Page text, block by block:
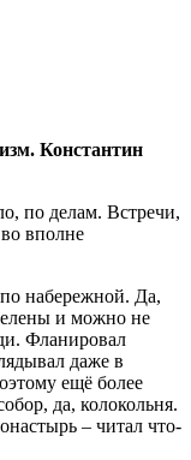
Константин
по делам. Встречи,
вполне
по набережной. Да,
и можно не
Фланировал
даже в
ещё более
да, колокольня.
– читал что-